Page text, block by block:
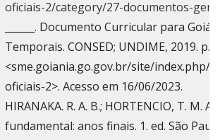
oficiais-2/category/27-documentos-
______. Documento Curricular para
Temporais. CONSED; UNDIME, 2019. p.
<sme.goiania.go.gov.br/site/index.php/
oficiais-2>. Acesso em 16/06/2023.
HIRANAKA. R. A. B.; HORTENCIO, T. M.
fundamental: anos finais. 1. ed. São